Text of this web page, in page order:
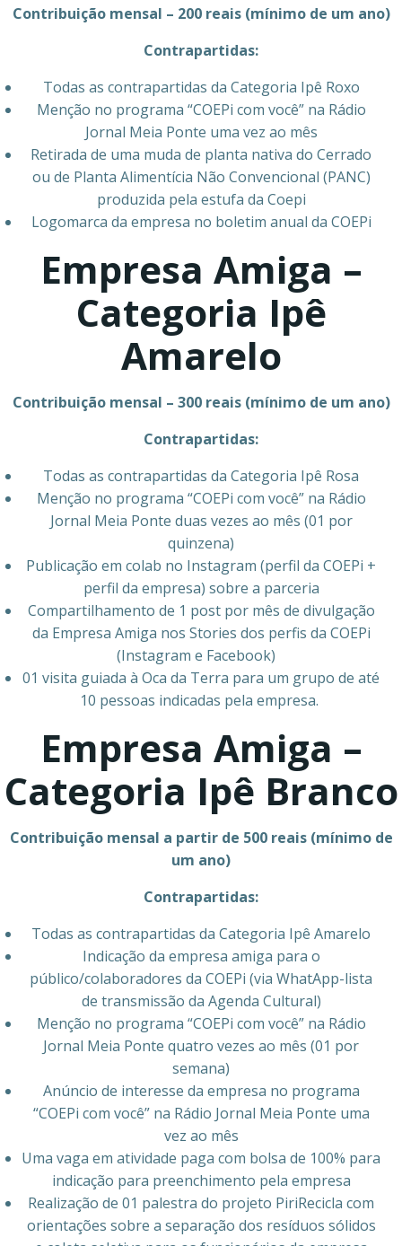
Contribuição mensal – 200 reais (mínimo de um ano)
Contrapartidas:
Todas as contrapartidas da Categoria Ipê Roxo
Menção no programa “COEPi com você” na Rádio
Jornal Meia Ponte uma vez ao mês
Retirada de uma muda de planta nativa do Cerrado
ou de Planta Alimentícia Não Convencional (PANC)
produzida pela estufa da Coepi
Logomarca da empresa no boletim anual da COEPi
Empresa Amiga –
Categoria Ipê
Amarelo
Contribuição mensal – 300 reais (mínimo de um ano)
Contrapartidas:
Todas as contrapartidas da Categoria Ipê Rosa
Menção no programa “COEPi com você” na Rádio
Jornal Meia Ponte duas vezes ao mês (01 por
quinzena)
Publicação em colab no Instagram (perfil da COEPi +
perfil da empresa) sobre a parceria
Compartilhamento de 1 post por mês de divulgação
da Empresa Amiga nos Stories dos perfis da COEPi
(Instagram e Facebook)
01 visita guiada à Oca da Terra para um grupo de até
10 pessoas indicadas pela empresa.
Empresa Amiga –
Categoria Ipê Branco
Contribuição mensal a partir de 500 reais (mínimo de
um ano)
Contrapartidas:
Todas as contrapartidas da Categoria Ipê Amarelo
Indicação da empresa amiga para o
público/colaboradores da COEPi (via WhatApp-lista
de transmissão da Agenda Cultural)
Menção no programa “COEPi com você” na Rádio
Jornal Meia Ponte quatro vezes ao mês (01 por
semana)
Anúncio de interesse da empresa no programa
“COEPi com você” na Rádio Jornal Meia Ponte uma
vez ao mês
Uma vaga em atividade paga com bolsa de 100% para
indicação para preenchimento pela empresa
Realização de 01 palestra do projeto PiriRecicla com
orientações sobre a separação dos resíduos sólidos